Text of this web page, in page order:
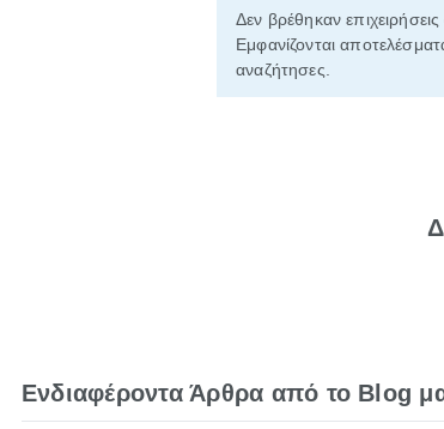
Δεν βρέθηκαν επιχειρήσεις
Εμφανίζονται
αναζήτησες.
Ενδιαφέροντα Άρθρα από το Blog